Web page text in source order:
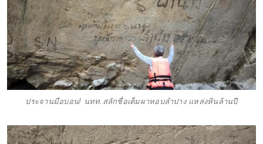
ประจานมือบอน! นทท.สลักชื่อเต็มผาหอบลำปาง แหล่งหินล้านปี